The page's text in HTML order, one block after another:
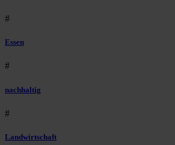
#
Essen
#
nachhaltig
#
Landwirtschaft